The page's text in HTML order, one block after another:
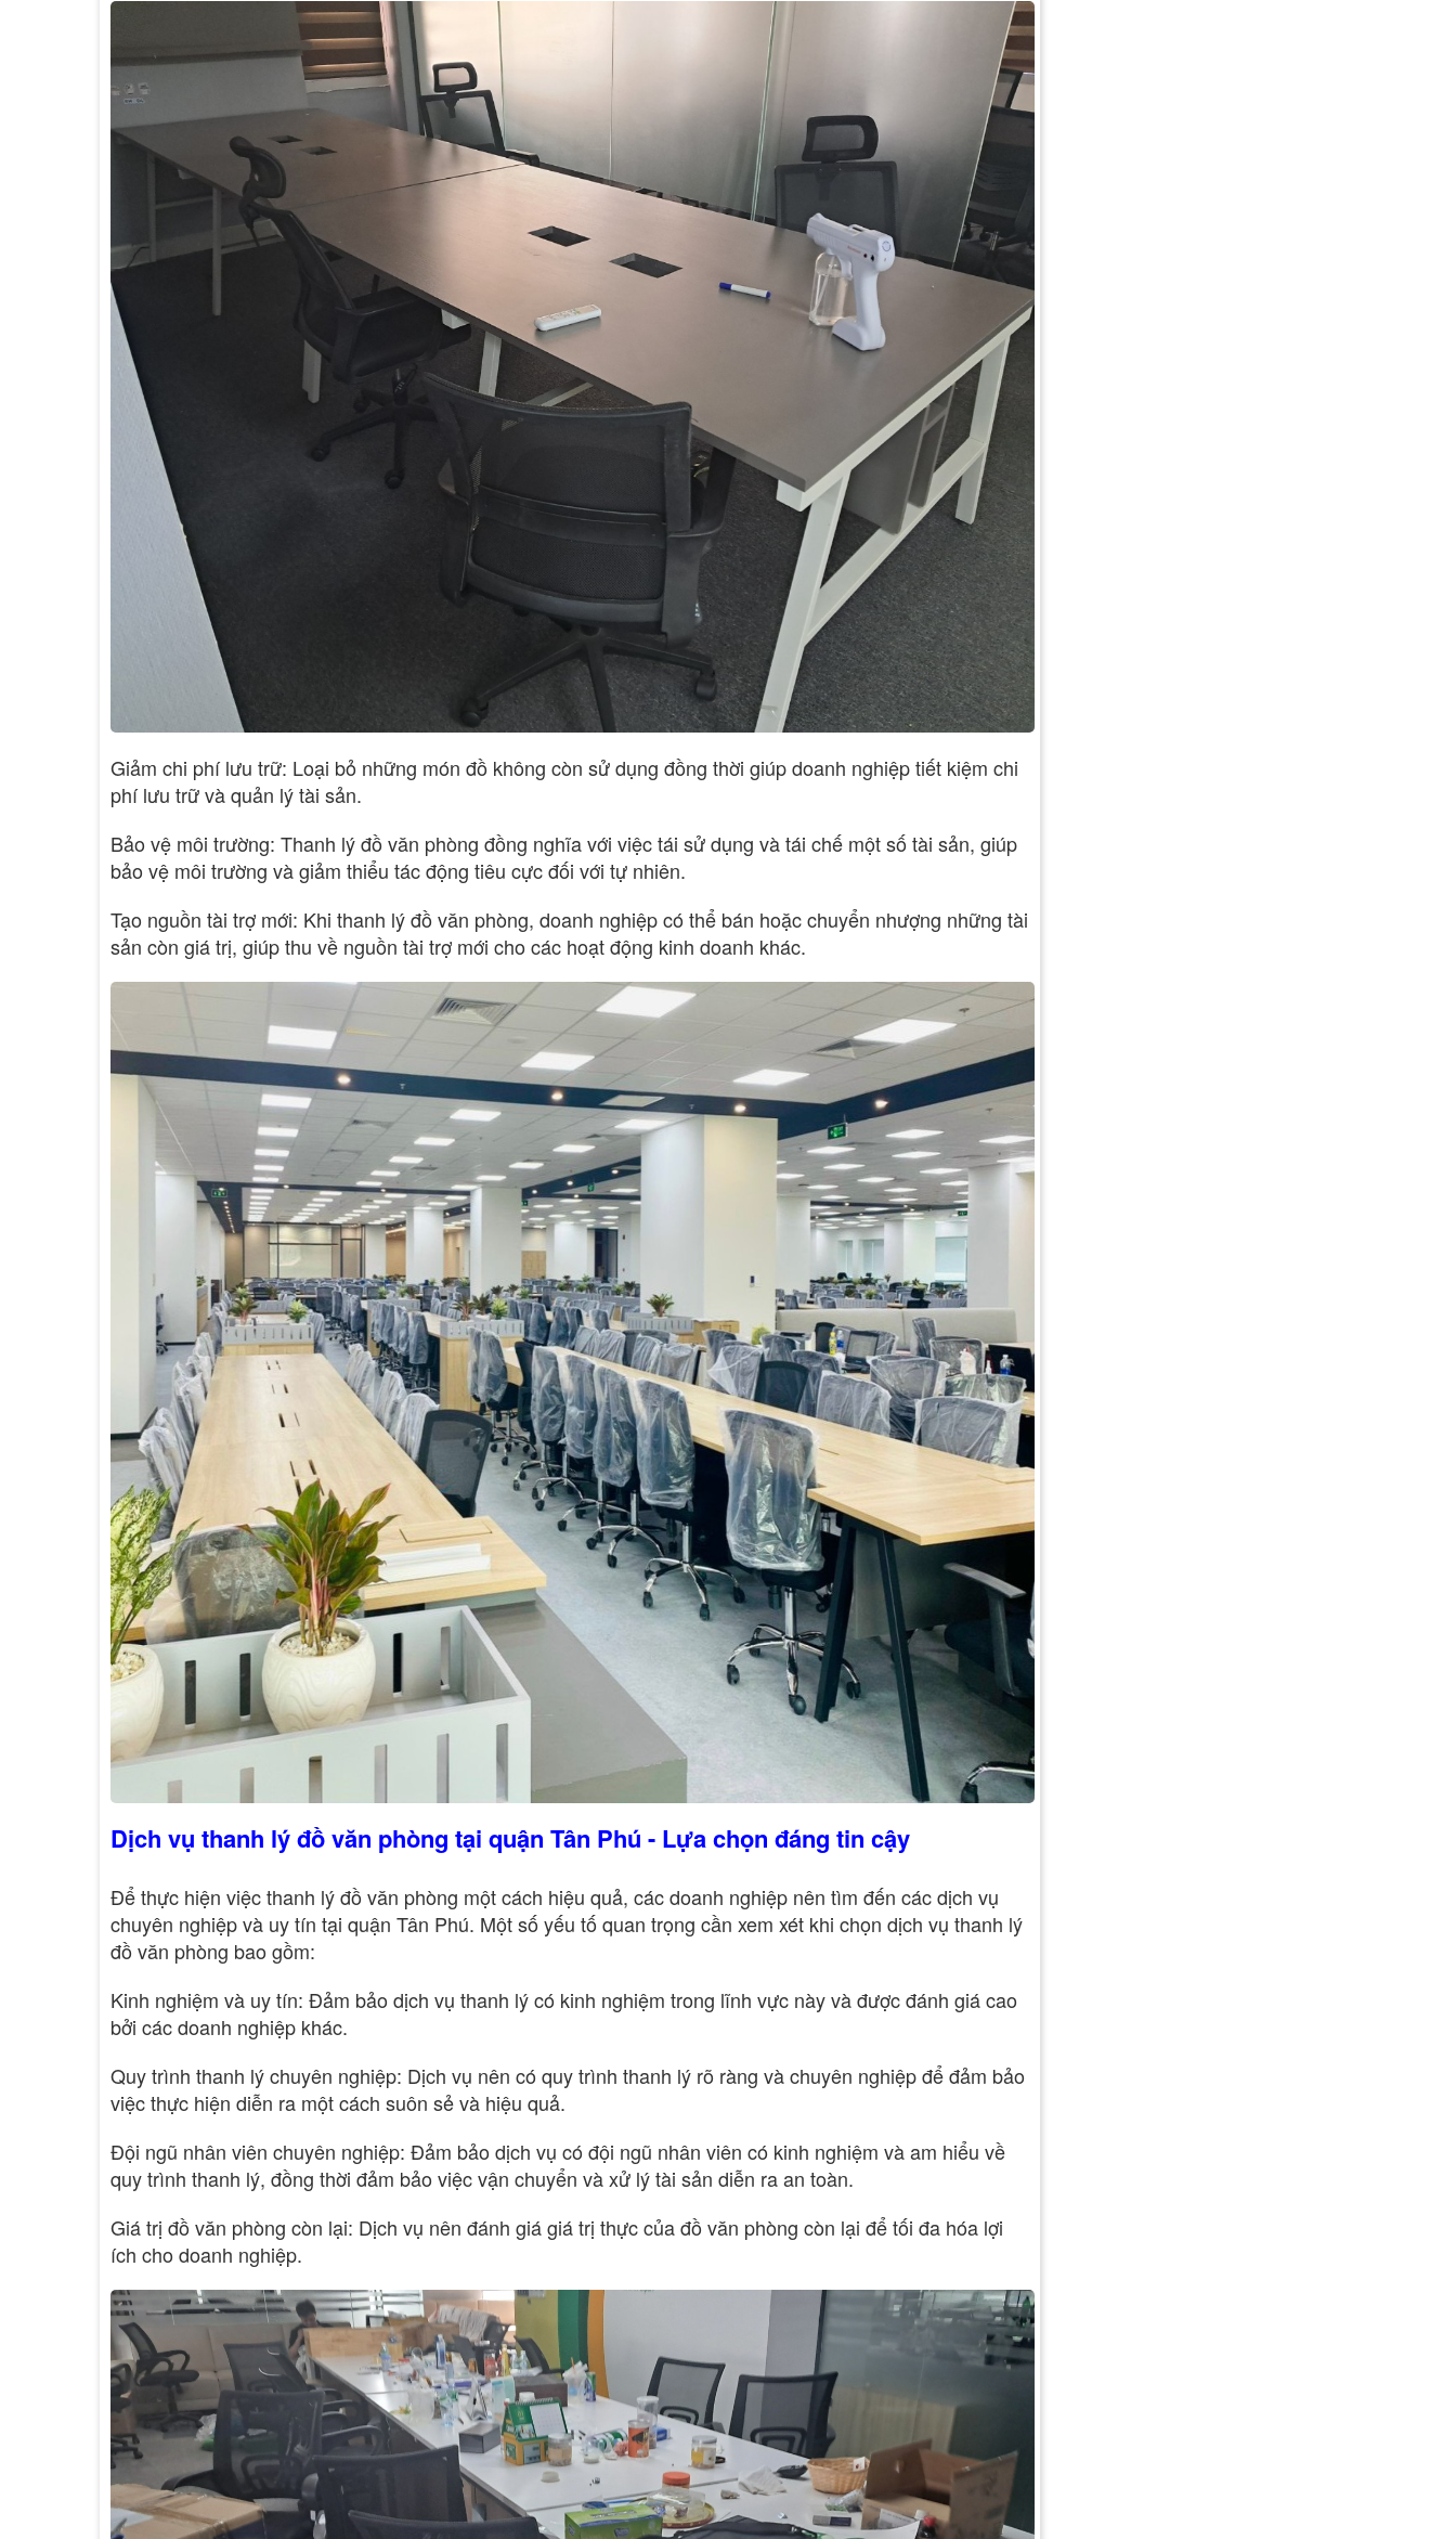
Giảm chi phí lưu trữ: Loại bỏ những món đồ không còn sử dụng đồng thời giúp doanh nghiệp tiết kiệm chi
phí lưu trữ và quản lý tài sản.
Bảo vệ môi trường: Thanh lý đồ văn phòng đồng nghĩa với việc tái sử dụng và tái chế một số tài sản, giúp
bảo vệ môi trường và giảm thiểu tác động tiêu cực đối với tự nhiên.
Tạo nguồn tài trợ mới: Khi thanh lý đồ văn phòng, doanh nghiệp có thể bán hoặc chuyển nhượng những tài
sản còn giá trị, giúp thu về nguồn tài trợ mới cho các hoạt động kinh doanh khác.
Dịch vụ thanh lý đồ văn phòng tại quận Tân Phú - Lựa chọn đáng tin cậy
Để thực hiện việc thanh lý đồ văn phòng một cách hiệu quả, các doanh nghiệp nên tìm đến các dịch vụ
chuyên nghiệp và uy tín tại quận Tân Phú. Một số yếu tố quan trọng cần xem xét khi chọn dịch vụ thanh lý
đồ văn phòng bao gồm:
Kinh nghiệm và uy tín: Đảm bảo dịch vụ thanh lý có kinh nghiệm trong lĩnh vực này và được đánh giá cao
bởi các doanh nghiệp khác.
Quy trình thanh lý chuyên nghiệp: Dịch vụ nên có quy trình thanh lý rõ ràng và chuyên nghiệp để đảm bảo
việc thực hiện diễn ra một cách suôn sẻ và hiệu quả.
Đội ngũ nhân viên chuyên nghiệp: Đảm bảo dịch vụ có đội ngũ nhân viên có kinh nghiệm và am hiểu về
quy trình thanh lý, đồng thời đảm bảo việc vận chuyển và xử lý tài sản diễn ra an toàn.
Giá trị đồ văn phòng còn lại: Dịch vụ nên đánh giá giá trị thực của đồ văn phòng còn lại để tối đa hóa lợi
ích cho doanh nghiệp.